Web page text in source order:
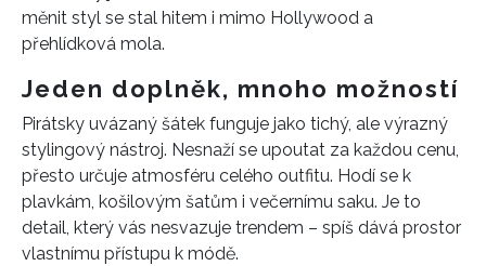
měnit styl se stal hitem i mimo Hollywood a
přehlídková mola.
Jeden doplněk, mnoho možností
Pirátsky uvázaný šátek funguje jako tichý, ale výrazný
stylingový nástroj. Nesnaží se upoutat za každou cenu,
přesto určuje atmosféru celého outfitu. Hodí se k
plavkám, košilovým šatům i večernímu saku. Je to
detail, který vás nesvazuje trendem – spíš dává prostor
vlastnímu přístupu k módě.